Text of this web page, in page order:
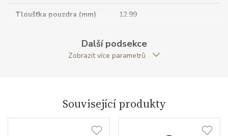
Tloušťka pouzdra (mm) 12.99
kulatý
Průměr pouzdra (mm) 40.00
Další podsekce
Zobrazit více parametrů
Související produkty